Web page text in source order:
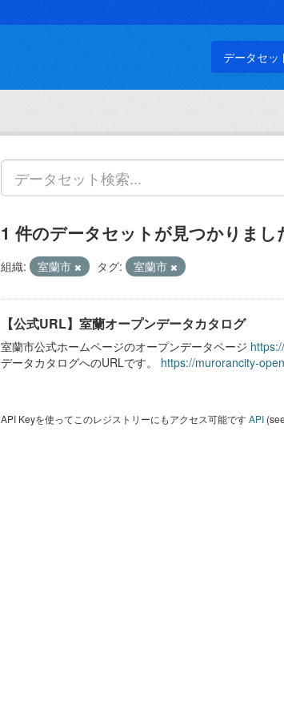
データセッ
1 件のデータセットが見つかりまし
組織: 室蘭市 タグ: 室蘭市
【公式URL】室蘭オープンデータカタログ
室蘭市公式ホームページのオープンデータページ
データカタログへのURLです。 https://murorancity-
API Keyを使ってこのレジストリーにもアクセス可能ですAPI (see